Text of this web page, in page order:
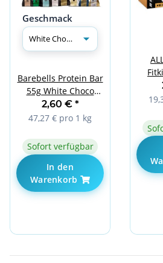
Geschmack
Barebells Protein Bar
55g White Choco
Almond
2,60 € *
47,27 € pro 1 kg
Sofort verfügbar
In den
Warenkorb